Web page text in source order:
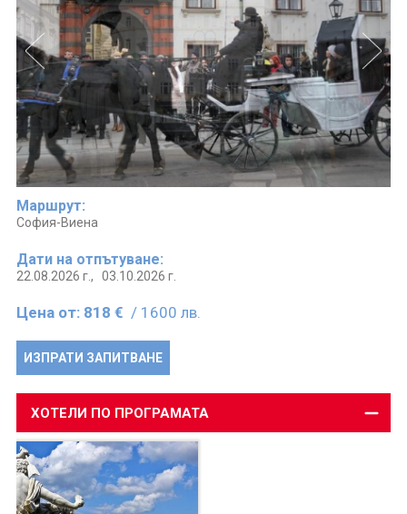
0700 18 308 Запитване
Маршрут:
София-Виена
Дати на отпътуване:
22.08.2026 г., 03.10.2026 г.
Цена от: 818 € / 1600 лв.
ИЗПРАТИ ЗАПИТВАНЕ
ХОТЕЛИ ПО ПРОГРАМАТА